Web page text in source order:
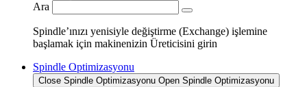
Ara
Spindle’ınızı yenisiyle değiştirme (Exchange) işlemine
başlamak için makinenizin Üreticisini girin
Spindle Optimizasyonu
Close Spindle Optimizasyonu Open Spindle Optimizasyonu